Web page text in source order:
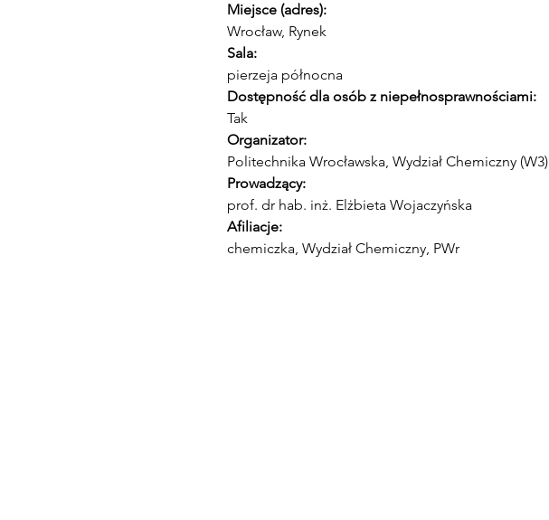
Miejsce (adres):
Wrocław, Rynek
Sala:
pierzeja północna
Dostępność dla osób z niepełnosprawnościami:
Tak
Organizator:
Politechnika Wrocławska, Wydział Chemiczny (W3)
Prowadzący:
prof. dr hab. inż. Elżbieta Wojaczyńska
Afiliacje:
chemiczka, Wydział Chemiczny, PWr